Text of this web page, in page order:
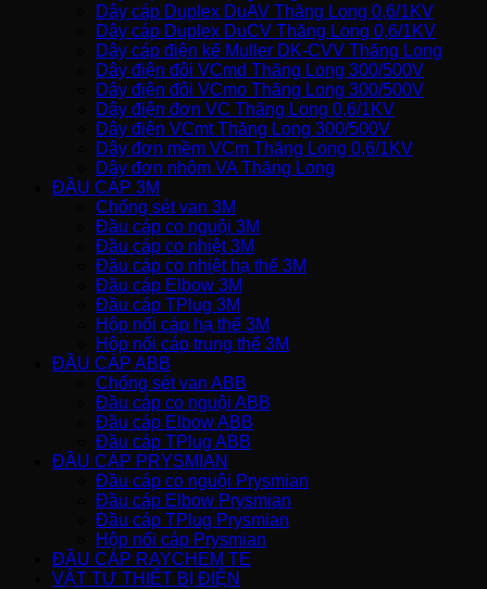
Dây cáp Duplex DuAV Thăng Long 0,6/1KV
Dây cáp Duplex DuCV Thăng Long 0,6/1KV
Dây cáp điện kế Muller DK-CVV Thăng Long
Dây điện đôi VCmd Thăng Long 300/500V
Dây điện đôi VCmo Thăng Long 300/500V
Dây điện đơn VC Thăng Long 0,6/1KV
Dây điện VCmt Thăng Long 300/500V
Dây đơn mềm VCm Thăng Long 0,6/1KV
Dây đơn nhôm VA Thăng Long
ĐẦU CÁP 3M
Chống sét van 3M
Đầu cáp co nguội 3M
Đầu cáp co nhiệt 3M
Đầu cáp co nhiệt hạ thế 3M
Đầu cáp Elbow 3M
Đầu cáp TPlug 3M
Hộp nối cáp hạ thế 3M
Hộp nối cáp trung thế 3M
ĐẦU CÁP ABB
Chống sét van ABB
Đầu cáp co nguội ABB
Đầu cáp Elbow ABB
Đầu cáp TPlug ABB
ĐẦU CÁP PRYSMIAN
Đầu cáp co nguội Prysmian
Đầu cáp Elbow Prysmian
Đầu cáp TPlug Prysmian
Hộp nối cáp Prysmian
ĐẦU CÁP RAYCHEM TE
VẬT TƯ THIẾT BỊ ĐIỆN